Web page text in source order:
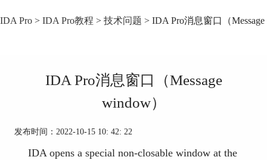
IDA Pro > IDA Pro教程 > 技术问题 > IDA Pro消息窗口（
IDA Pro消息窗口（Message
window）
发布时间：2022-10-15 10: 42: 22
IDA opens a special non-closable window at the